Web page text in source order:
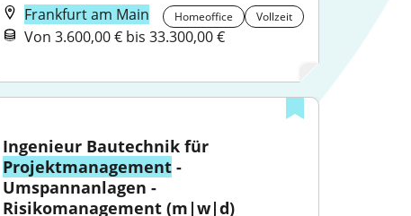
Frankfurt am Main
Homeoffice Vollzeit
Von 3.600,00 € bis 33.300,00 €
Ingenieur Bautechnik für
Projektmanagement -
Umspannanlagen -
Risikomanagement (m|w|d)